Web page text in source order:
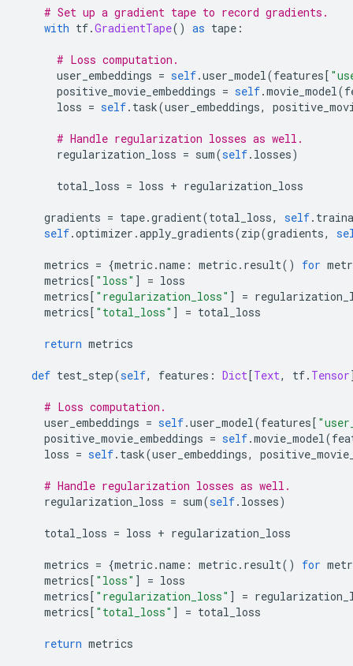
# Set up a gradient tape to record gradients.
with tf.GradientTape() as tape :
# Loss computation.
user_embeddings = self.user_model(features[
positive_movie_embeddings = self.movie_model(
loss = self. task(user_embeddings,
# Handle regularization losses as well.
regularization_loss = sum(self. losses)
total_loss = loss + regularization_loss
gradients = tape.gradient(total_loss, self.
self.optimizer .apply_gradients(zip(gradients,
metrics = {metric.name : metric. result() for
metrics[ "loss" ] = loss
metrics[ "regularization_loss" ] =
metrics[ "total_loss" ] = total_loss
return metrics
def test_step(self, features : Dict[Text, tf. Tensor
# Loss computation.
user_embeddings = self.user_model(features[
positive_movie_embeddings = self.movie_model(
loss = self. task(user_embeddings,
# Handle regularization losses as well.
regularization_loss = sum(self. losses)
total_loss = loss + regularization_loss
metrics = {metric.name : metric. result() for
metrics[ "loss" ] = loss
metrics[ "regularization_loss" ] =
metrics[ "total_loss" ] = total_loss
return metrics